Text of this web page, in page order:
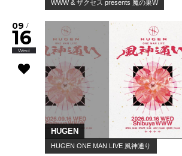
WWW & ザクセス presents 魔の巣W
09 /
16
Wed
HUGEN
HUGEN ONE MAN LIVE 風神通り